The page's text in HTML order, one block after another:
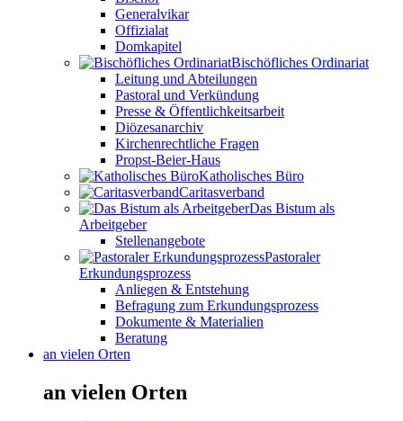
Generalvikar
Offizialat
Domkapitel
Bischöfliches Ordinariat
Leitung und Abteilungen
Pastoral und Verkündung
Presse & Öffentlichkeitsarbeit
Diözesanarchiv
Kirchenrechtliche Fragen
Propst-Beier-Haus
Katholisches Büro
Caritasverband
Das Bistum als
Arbeitgeber
Stellenangebote
Pastoraler
Erkundungsprozess
Anliegen & Entstehung
Befragung zum Erkundungsprozess
Dokumente & Materialien
Beratung
an vielen Orten
an vielen Orten